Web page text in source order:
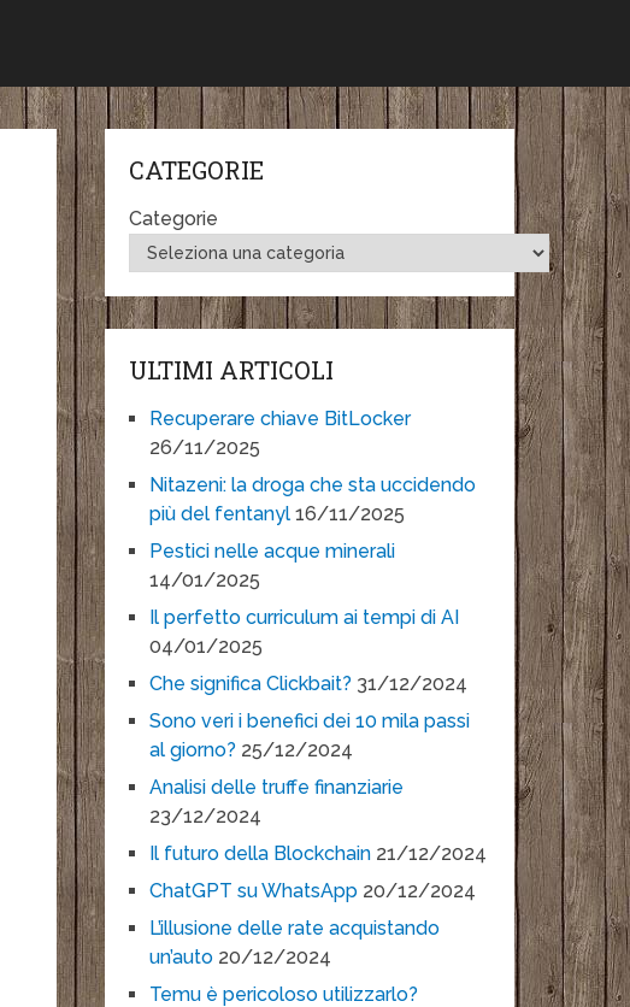
CATEGORIE
Categorie
ULTIMI ARTICOLI
Recuperare chiave BitLocker
26/11/2025
Nitazeni: la droga che sta uccidendo
più del fentanyl 16/11/2025
Pestici nelle acque minerali
14/01/2025
Il perfetto curriculum ai tempi di AI
04/01/2025
Che significa Clickbait? 31/12/2024
Sono veri i benefici dei 10 mila passi
al giorno? 25/12/2024
Analisi delle truffe finanziarie
23/12/2024
Il futuro della Blockchain 21/12/2024
ChatGPT su WhatsApp 20/12/2024
L’illusione delle rate acquistando
un’auto 20/12/2024
Temu è pericoloso utilizzarlo?